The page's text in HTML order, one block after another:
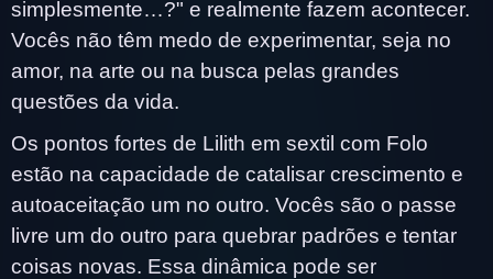
simplesmente…?" e realmente fazem acontecer.
Vocês não têm medo de experimentar, seja no
amor, na arte ou na busca pelas grandes
questões da vida.
Os pontos fortes de Lilith em sextil com Folo
estão na capacidade de catalisar crescimento e
autoaceitação um no outro. Vocês são o passe
livre um do outro para quebrar padrões e tentar
coisas novas. Essa dinâmica pode ser